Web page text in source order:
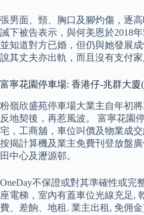
張男面、頸、胸口及腳灼傷，逐
誡下被告表示，與何美恩於2018
並知道對方已婚，但仍與她發展
說其丈夫亦出軌，而且沒有支付家
富寧花園停車場: 香港仔-兆群大廈(
粉嶺欣盛苑停車場大業主自年初
反地契後，再惹風波。 富寧花園
宅，工商舖，車位叫價及物業成
按揭計算機及業主免費刊登放盤
田中心及瀝源邨。
OneDay不保證或對其準確性或完
座電梯，室內有蓋車位光線充足,
費、差餉、地租. 業主出租, 免佣